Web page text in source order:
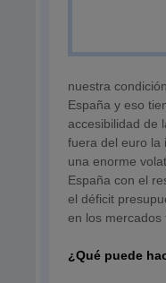
nuestra
España y eso
accesibilidad de
fuera del euro la
una enorme
España con el
el déficit
en los
¿Qué puede